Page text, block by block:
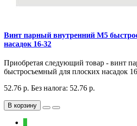
Винт парный внутренний М5
насадок 16-32
Приобретая следующий товар - винт
быстросъемный для плоских насадок
52.76 р. Без налога: 52.76 р.
В корзину